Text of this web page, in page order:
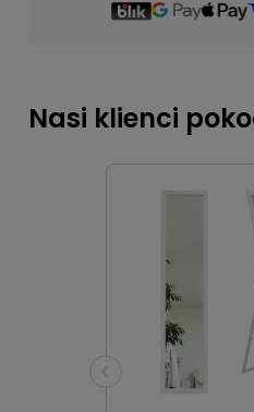
Nasi klienci